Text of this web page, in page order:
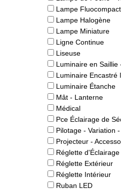
Lampe
Lampe Halogène
Lampe Miniature
Ligne Continue
Liseuse
Luminaire en Saillie
Luminaire Encastré
Luminaire Étanche
Mât - Lanterne
Médical
Pce Éclairage de
Pilotage - Variation
Projecteur -
Réglette d'Éclairage
Réglette Extérieur
Réglette Intérieur
Ruban LED